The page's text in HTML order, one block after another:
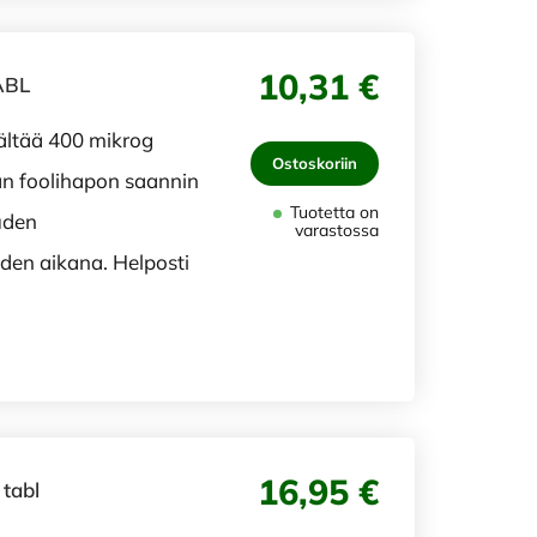
400 mikrog
foolihapon saannin
aikana. Helposti
10,31 €
Ostoskoriin
Tuotetta on
varastossa
16,95 €